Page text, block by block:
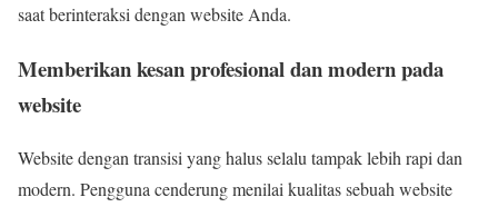
saat berinteraksi dengan website Anda.
Memberikan kesan profesional dan modern pada
website
Website dengan transisi yang halus selalu tampak lebih rapi dan
modern. Pengguna cenderung menilai kualitas sebuah website